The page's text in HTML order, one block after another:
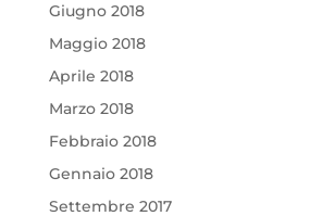
Giugno 2018
Maggio 2018
Aprile 2018
Marzo 2018
Febbraio 2018
Gennaio 2018
Settembre 2017